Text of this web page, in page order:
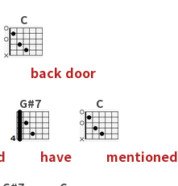
C
back door
G#7
have
C
mentioned